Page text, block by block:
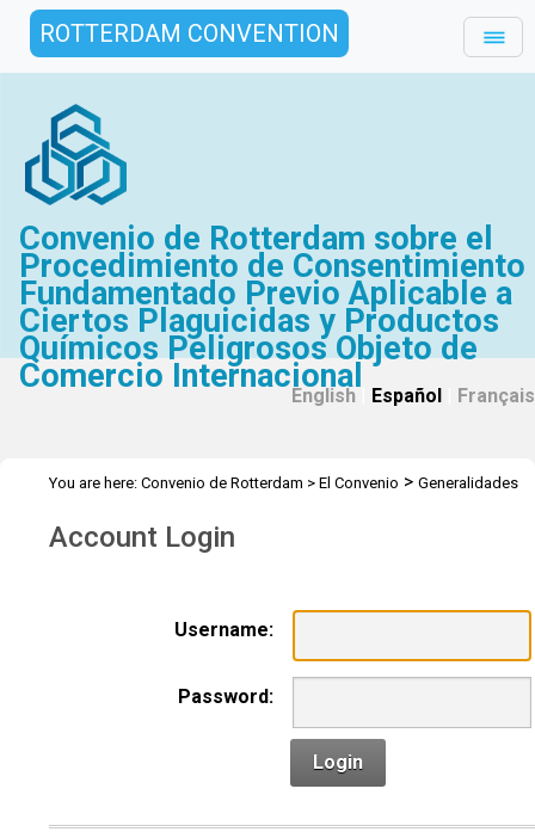
ROTTERDAM CONVENTION
Convenio de Rotterdam sobre el
Procedimiento de Consentimiento
Fundamentado Previo Aplicable a
Ciertos Plaguicidas y Productos
Químicos Peligrosos Objeto de
Comercio Internacional
English Español Français
You are here: Convenio de Rotterdam > El Convenio > Generalidades
Account Login
Username:
Password:
Login